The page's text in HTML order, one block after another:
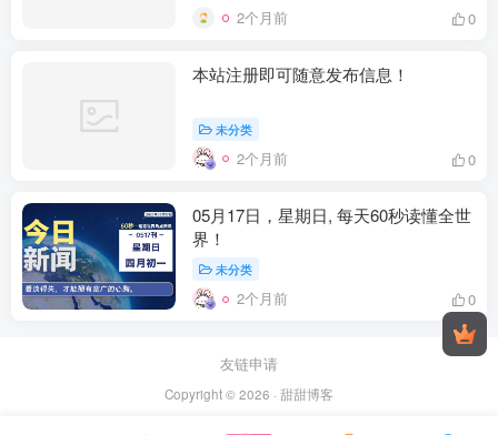
2个月前 0
本站注册即可随意发布信息！
未分类
2个月前 0
05月17日，星期日, 每天60秒读懂全世
界！
未分类
2个月前 0
友链申请
Copyright © 2026 · 甜甜博客